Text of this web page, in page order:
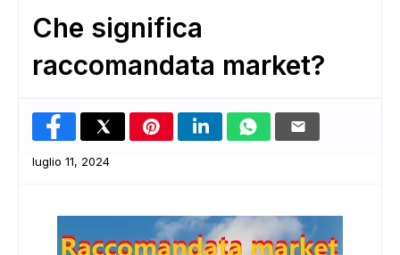
Che significa
raccomandata market?
luglio 11, 2024